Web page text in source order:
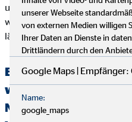
unser Unternehmen nicht zu
werden konnte, oder unser
länger als zwei Monate nicht
Erklärung über die
wichtigsten
unserer Webseite
von externen Medien willigen
Ihrer Daten an Dienste in
Drittländern durch den
Google Maps | Empfänger:
Name:
google_maps